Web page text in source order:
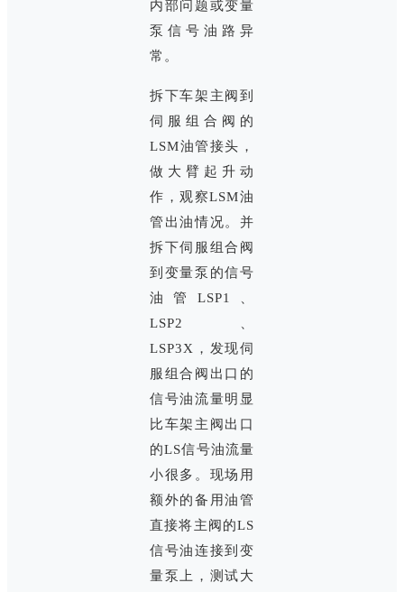
内部问题或变量
泵信号油路异
常。
拆下车架主阀到
伺服组合阀的
LSM油管接头，
做大臂起升动
作，观察LSM油
管出油情况。并
拆下伺服组合阀
到变量泵的信号
油管LSP1、
LSP2、
LSP3X，发现伺
服组合阀出口的
信号油流量明显
比车架主阀出口
的LS信号油流量
小很多。现场用
额外的备用油管
直接将主阀的LS
信号油连接到变
量泵上，测试大